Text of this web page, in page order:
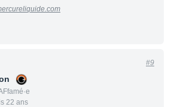
22 ans
#9